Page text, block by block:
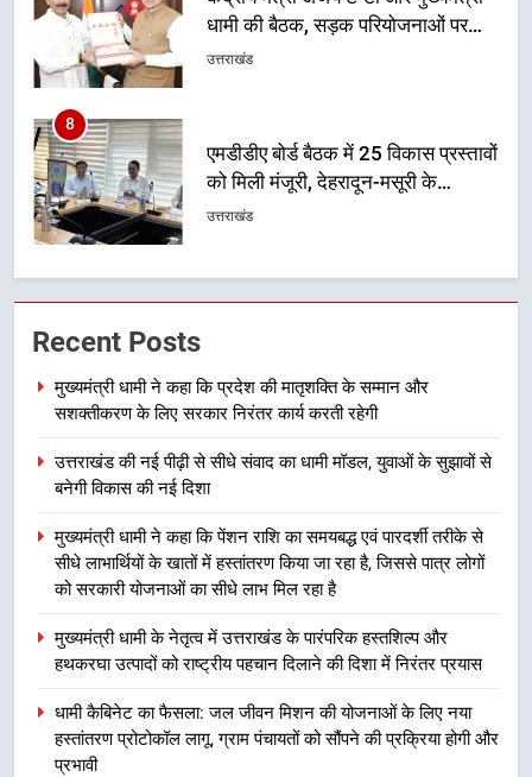
को मिली मंजूरी, देहरादून-मसूरी के
नियोजित विकास को मिलेगी रफ्तार
उत्तराखंड
1
मुख्यमंत्री धामी ने कहा कि प्रदेश की
मातृशक्ति के सम्मान और सशक्तीकरण के
लिए सरकार निरंतर कार्य करती रहेगी
उत्तराखंड
विकास की नई दिशा
उत्तराखंड
मुख्यमंत्री धामी ने कहा कि पेंशन राशि का
समयबद्ध एवं पारदर्शी तरीके से सीधे
लाभार्थियों के खातों में हस्तांतरण किया जा
रहा है, जिससे पात्र लोगों को सरकारी
योजनाओं का सीधे लाभ मिल रहा है
उत्तराखंड
4
मुख्यमंत्री धामी के नेतृत्व में उत्तराखंड के
पारंपरिक हस्तशिल्प और हथकरघा उत्पादों
निरंतर प्रयास
5
Recent Posts
मुख्यमंत्री धामी ने कहा कि प्रदेश की मातृशक्ति के सम्मान और
सशक्तीकरण के लिए सरकार निरंतर कार्य करती रहेगी
उत्तराखंड की नई पीढ़ी से सीधे संवाद का धामी मॉडल, युवाओं के सुझावों से
बनेगी विकास की नई दिशा
मुख्यमंत्री धामी ने कहा कि पेंशन राशि का समयबद्ध एवं पारदर्शी तरीके से
सीधे लाभार्थियों के खातों में हस्तांतरण किया जा रहा है, जिससे पात्र लोगों
को सरकारी योजनाओं का सीधे लाभ मिल रहा है
मुख्यमंत्री धामी के नेतृत्व में उत्तराखंड के पारंपरिक हस्तशिल्प और
हथकरघा उत्पादों को राष्ट्रीय पहचान दिलाने की दिशा में निरंतर प्रयास
धामी कैबिनेट का फैसला: जल जीवन मिशन की योजनाओं के लिए नया
हस्तांतरण प्रोटोकॉल लागू, ग्राम पंचायतों को सौंपने की प्रक्रिया होगी और
प्रभावी